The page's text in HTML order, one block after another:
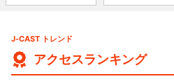
J-CAST トレンド
アクセスランキング